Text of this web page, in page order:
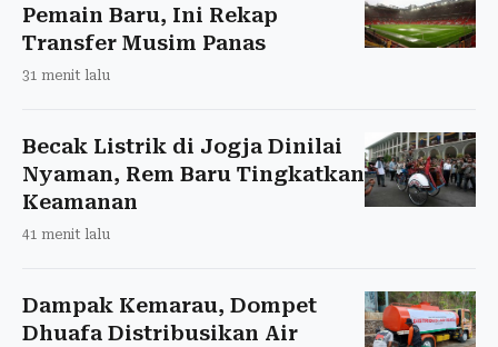
Pemain Baru, Ini Rekap
Transfer Musim Panas
31 menit lalu
Becak Listrik di Jogja Dinilai
Nyaman, Rem Baru Tingkatkan
Keamanan
41 menit lalu
Dampak Kemarau, Dompet
Dhuafa Distribusikan Air